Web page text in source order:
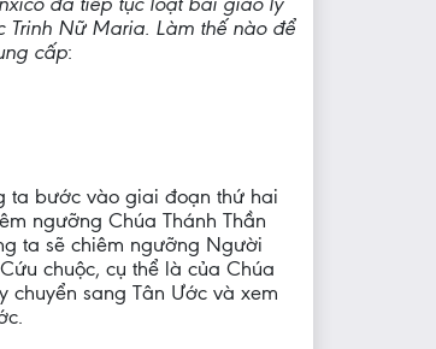
Trinh Nữ Maria. Làm thế nào để
cấp:
ta bước vào giai đoạn thứ hai
ngưỡng Chúa Thánh Thần
ta sẽ chiêm ngưỡng Người
chuộc, cụ thể là của Chúa
chuyển sang Tân Ước và xem